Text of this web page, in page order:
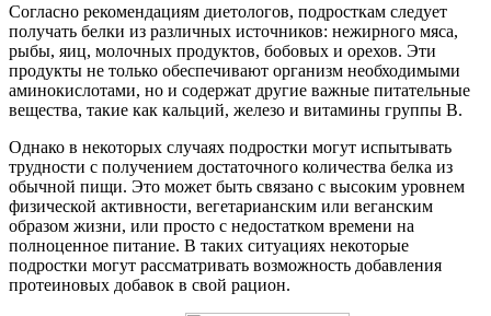
Согласно рекомендациям диетологов, подросткам следует
получать белки из различных источников: нежирного мяса,
рыбы, яиц, молочных продуктов, бобовых и орехов. Эти
продукты не только обеспечивают организм необходимыми
аминокислотами, но и содержат другие важные питательные
вещества, такие как кальций, железо и витамины группы B.
Однако в некоторых случаях подростки могут испытывать
трудности с получением достаточного количества белка из
обычной пищи. Это может быть связано с высоким уровнем
физической активности, вегетарианским или веганским
образом жизни, или просто с недостатком времени на
полноценное питание. В таких ситуациях некоторые
подростки могут рассматривать возможность добавления
протеиновых добавок в свой рацион.